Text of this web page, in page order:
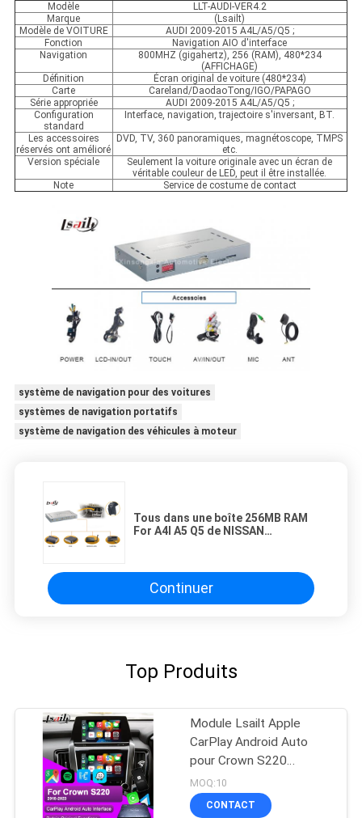
Modèle
LLT-AUDI-VER4.2
Marque
(Lsailt)
Modèle de VOITURE
AUDI 2009-2015 A4L/A5/Q5 ;
Fonction
Navigation AIO d'interface
Navigation
800MHZ (gigahertz), 256 (RAM), 480*234
(AFFICHAGE)
Définition
Écran original de voiture (480*234)
Carte
Careland/DaodaoTong/IGO/PAPAGO
Série appropriée
AUDI 2009-2015 A4L/A5/Q5 ;
Configuration
standard
Interface, navigation, trajectoire s'inversant, BT.
Les accessoires
réservés ont amélioré
DVD, TV, 360 panoramiques, magnétoscope, TMPS
etc.
Version spéciale
Seulement la voiture originale avec un écran de
véritable couleur de LED, peut il être installée.
Note
Service de costume de contact
système de navigation pour des voitures
systèmes de navigation portatifs
système de navigation des véhicules à moteur
Tous dans une boîte 256MB RAM
For A4l A5 Q5 de NISSAN
Continuer
Top Produits
Module Lsailt Apple
CarPlay Android Auto
pour Crown S220
GSW224 2018-2022
Intégration Réplication
MOQ:10
CONTACT